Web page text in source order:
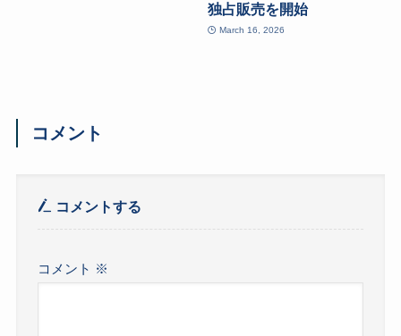
独占販売を開始
March 16, 2026
コメント
コメントする
コメント ※